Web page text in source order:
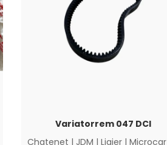
Variatorrem 047 DCI
Chatenet | JDM | Ligier | Microcar